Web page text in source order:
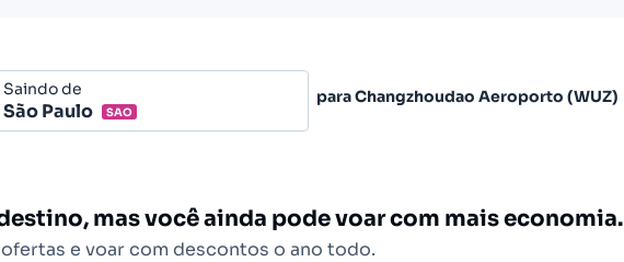
Saindo de
São Paulo SAO
de Janeiro - Todos (RIO)
paraChangzhoudao Aeroporto (WUZ)
mas você ainda pode voar com mais economia.
e voar com descontos o ano todo.